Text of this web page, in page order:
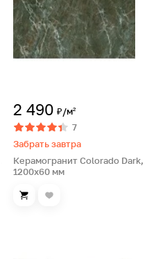
2 490 ₽/м²
7
Забрать завтра
Керамогранит Colorado Dark,
1200х60 мм